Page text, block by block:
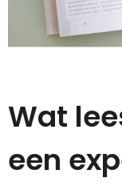
Wat
een